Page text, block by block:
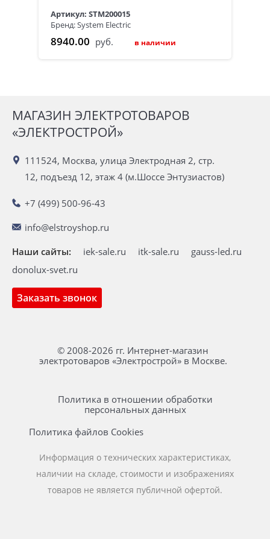
Артикул: STM200015
Бренд: System Electric
8940.00 руб. в наличии
МАГАЗИН ЭЛЕКТРОТОВАРОВ
«ЭЛЕКТРОСТРОЙ»
111524, Москва, улица Электродная 2, стр.
12, подъезд 12, этаж 4 (м.Шоссе Энтузиастов)
+7 (499) 500-96-43
info@elstroyshop.ru
Заказать звонок
Наши сайты: iek-sale.ru itk-sale.ru
gauss-led.ru
donolux-svet.ru
© 2008-2026 гг. Интернет-магазин
электротоваров «Электрострой» в Москве.
Политика в отношении обработки
персональных данных
Политика файлов Cookies
Информация о технических характеристиках,
наличии на складе, стоимости и изображениях
товаров не является публичной офертой.